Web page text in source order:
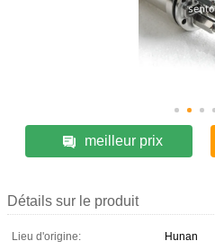
meilleur prix
Détails sur le produit
Lieu d'origine:
Hunan